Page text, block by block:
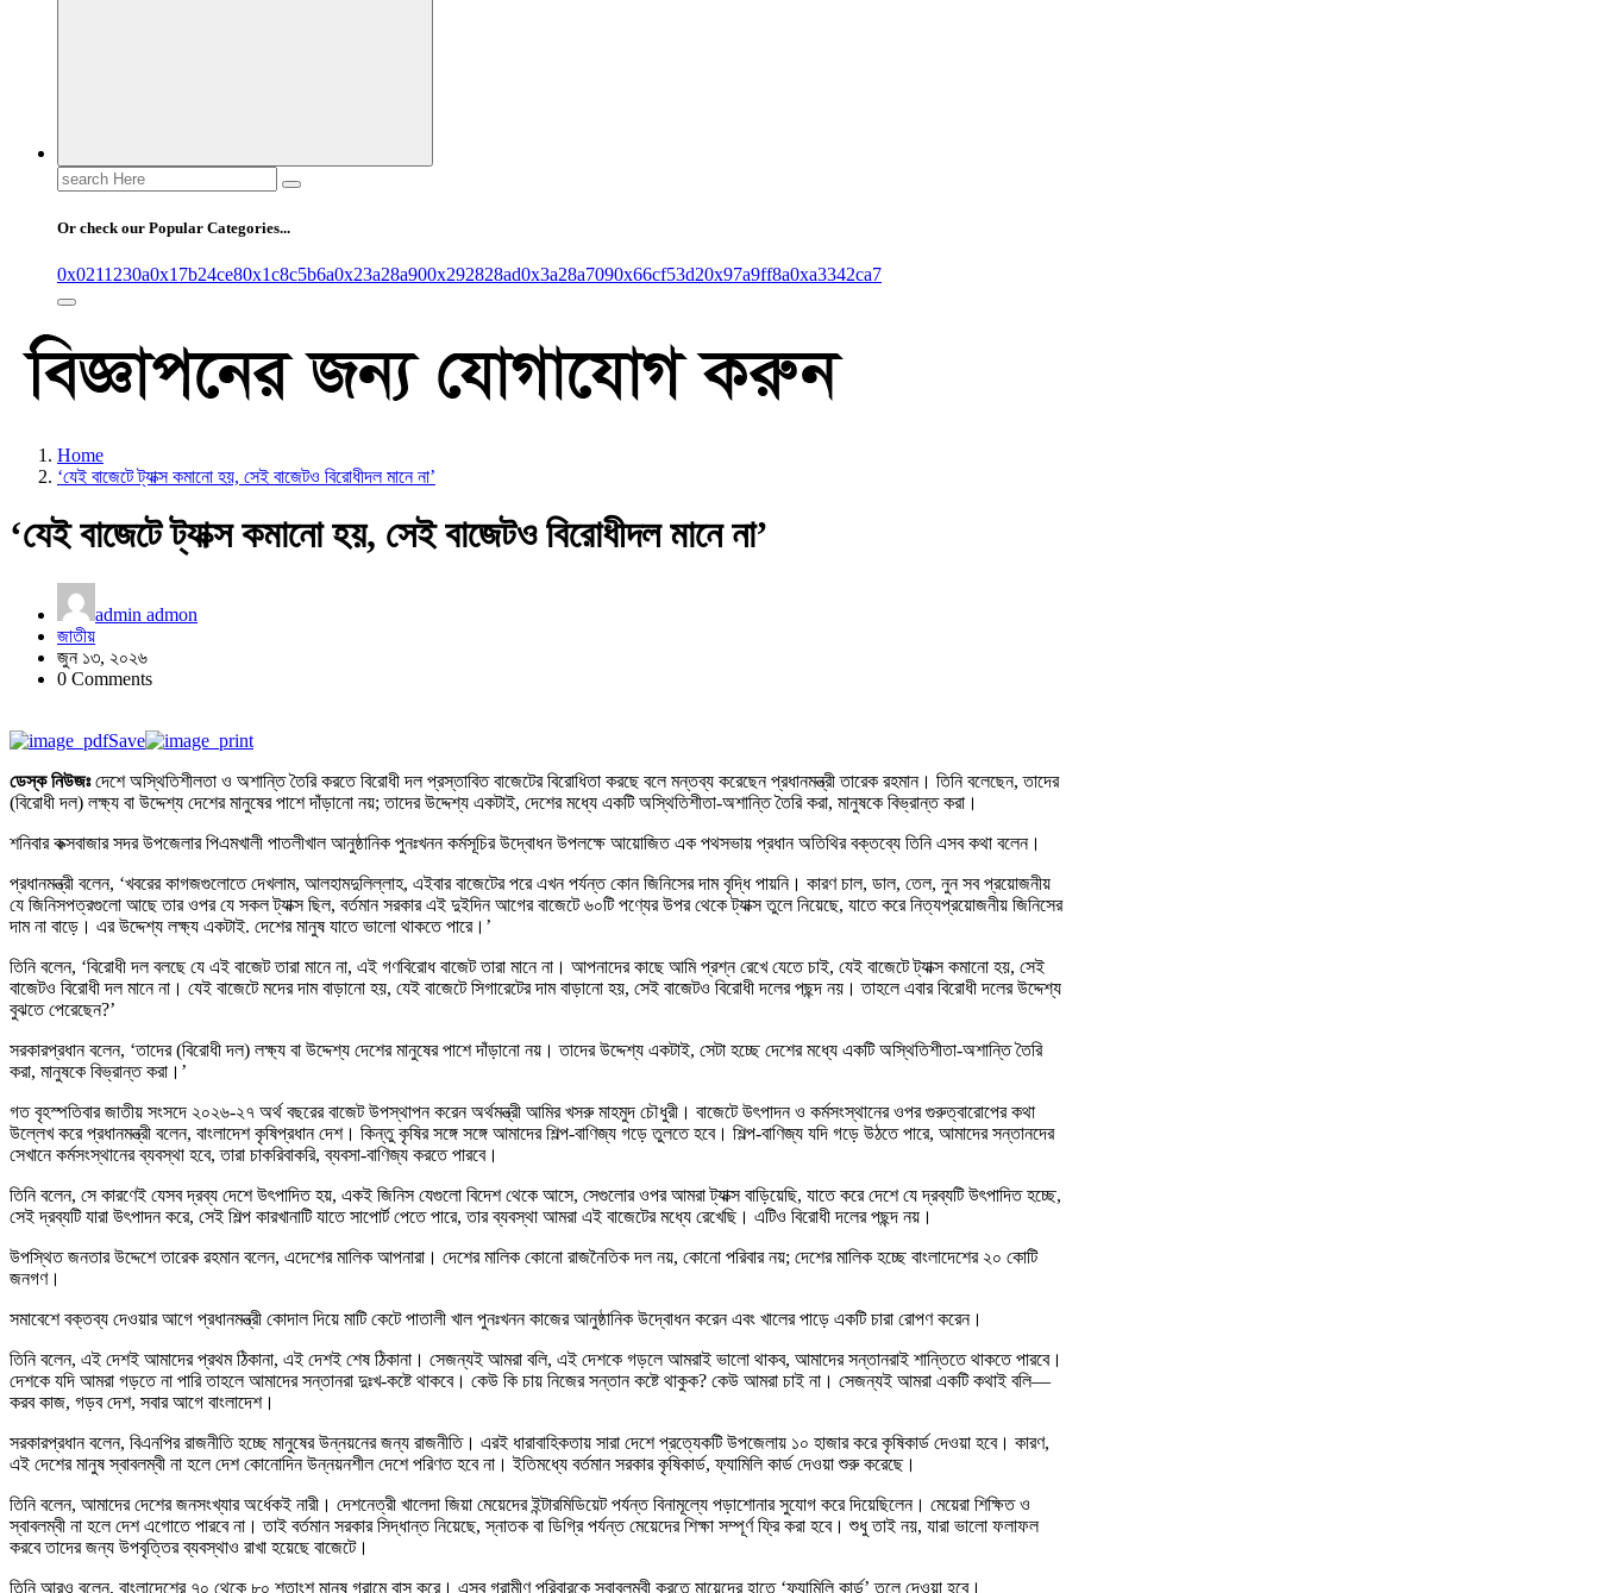
Search
for:
Or check our Popular Categories...
0x0211230a0x17b24ce80x1c8c5b6a0x23a28a900x292828ad0x3a28a7090x66cf53d20x97a9ff8a0xa3342ca7
Home
‘যেই বাজেটে ট্যাক্স কমানো হয়, সেই বাজেটও বিরোধীদল মানে না’
‘যেই বাজেটে ট্যাক্স কমানো হয়, সেই বাজেটও বিরোধীদল মানে না’
admin admon
জাতীয়
জুন ১৩, ২০২৬
0 Comments
Save
ডেস্ক নিউজঃদেশে অস্থিতিশীলতা ও অশান্তি তৈরি করতে বিরোধী দল প্রস্তাবিত বাজেটের বিরোধিতা করছে বলে মন্তব্য করেছেন প্রধানমন্ত্রী তারেক রহমান। তিনি বলেছেন, তাদের
(বিরোধী দল) লক্ষ্য বা উদ্দেশ্য দেশের মানুষের পাশে দাঁড়ানো নয়; তাদের উদ্দেশ্য একটাই, দেশের মধ্যে একটি অস্থিতিশীতা-অশান্তি তৈরি করা, মানুষকে বিভ্রান্ত করা।
শনিবার কক্সবাজার সদর উপজেলার পিএমখালী পাতলীখাল আনুষ্ঠানিক পুনঃখনন কর্মসূচির উদ্বোধন উপলক্ষে আয়োজিত এক পথসভায় প্রধান অতিথির বক্তব্যে তিনি এসব কথা বলেন।
প্রধানমন্ত্রী বলেন, ‘খবরের কাগজগুলোতে দেখলাম, আলহামদুলিল্লাহ, এইবার বাজেটের পরে এখন পর্যন্ত কোন জিনিসের দাম বৃদ্ধি পায়নি। কারণ চাল, ডাল, তেল, নুন সব প্রয়োজনীয়
যে জিনিসপত্রগুলো আছে তার ওপর যে সকল ট্যাক্স ছিল, বর্তমান সরকার এই দুইদিন আগের বাজেটে ৬০টি পণ্যের উপর থেকে ট্যাক্স তুলে নিয়েছে, যাতে করে নিত্যপ্রয়োজনীয় জিনিসের
দাম না বাড়ে। এর উদ্দেশ্য লক্ষ্য একটাই. দেশের মানুষ যাতে ভালো থাকতে পারে।’
তিনি বলেন, ‘বিরোধী দল বলছে যে এই বাজেট তারা মানে না, এই গণবিরোধ বাজেট তারা মানে না। আপনাদের কাছে আমি প্রশ্ন রেখে যেতে চাই, যেই বাজেটে ট্যাক্স কমানো হয়, সেই
বাজেটও বিরোধী দল মানে না। যেই বাজেটে মদের দাম বাড়ানো হয়, যেই বাজেটে সিগারেটের দাম বাড়ানো হয়, সেই বাজেটও বিরোধী দলের পছন্দ নয়। তাহলে এবার বিরোধী দলের উদ্দেশ্য
বুঝতে পেরেছেন?’
সরকারপ্রধান বলেন, ‘তাদের (বিরোধী দল) লক্ষ্য বা উদ্দেশ্য দেশের মানুষের পাশে দাঁড়ানো নয়। তাদের উদ্দেশ্য একটাই, সেটা হচ্ছে দেশের মধ্যে একটি অস্থিতিশীতা-অশান্তি তৈরি
করা, মানুষকে বিভ্রান্ত করা।’
গত বৃহস্পতিবার জাতীয় সংসদে ২০২৬-২৭ অর্থ বছরের বাজেট উপস্থাপন করেন অর্থমন্ত্রী আমির খসরু মাহমুদ চৌধুরী। বাজেটে উৎপাদন ও কর্মসংস্থানের ওপর গুরুত্বারোপের কথা
উল্লেখ করে প্রধানমন্ত্রী বলেন, বাংলাদেশ কৃষিপ্রধান দেশ। কিন্তু কৃষির সঙ্গে সঙ্গে আমাদের শিল্প-বাণিজ্য গড়ে তুলতে হবে। শিল্প-বাণিজ্য যদি গড়ে উঠতে পারে, আমাদের সন্তানদের
সেখানে কর্মসংস্থানের ব্যবস্থা হবে, তারা চাকরিবাকরি, ব্যবসা-বাণিজ্য করতে পারবে।
তিনি বলেন, সে কারণেই যেসব দ্রব্য দেশে উৎপাদিত হয়, একই জিনিস যেগুলো বিদেশ থেকে আসে, সেগুলোর ওপর আমরা ট্যাক্স বাড়িয়েছি, যাতে করে দেশে যে দ্রব্যটি উৎপাদিত হচ্ছে,
সেই দ্রব্যটি যারা উৎপাদন করে, সেই শিল্প কারখানাটি যাতে সাপোর্ট পেতে পারে, তার ব্যবস্থা আমরা এই বাজেটের মধ্যে রেখেছি। এটিও বিরোধী দলের পছন্দ নয়।
উপস্থিত জনতার উদ্দেশে তারেক রহমান বলেন, এদেশের মালিক আপনারা। দেশের মালিক কোনো রাজনৈতিক দল নয়, কোনো পরিবার নয়; দেশের মালিক হচ্ছে বাংলাদেশের ২০ কোটি
জনগণ।
সমাবেশে বক্তব্য দেওয়ার আগে প্রধানমন্ত্রী কোদাল দিয়ে মাটি কেটে পাতালী খাল পুনঃখনন কাজের আনুষ্ঠানিক উদ্বোধন করেন এবং খালের পাড়ে একটি চারা রোপণ করেন।
তিনি বলেন, এই দেশই আমাদের প্রথম ঠিকানা, এই দেশই শেষ ঠিকানা। সেজন্যই আমরা বলি, এই দেশকে গড়লে আমরাই ভালো থাকব, আমাদের সন্তানরাই শান্তিতে থাকতে পারবে।
দেশকে যদি আমরা গড়তে না পারি তাহলে আমাদের সন্তানরা দুঃখ-কষ্টে থাকবে। কেউ কি চায় নিজের সন্তান কষ্টে থাকুক? কেউ আমরা চাই না। সেজন্যই আমরা একটি কথাই বলি—
করব কাজ, গড়ব দেশ, সবার আগে বাংলাদেশ।
সরকারপ্রধান বলেন, বিএনপির রাজনীতি হচ্ছে মানুষের উন্নয়নের জন্য রাজনীতি। এরই ধারাবাহিকতায় সারা দেশে প্রত্যেকটি উপজেলায় ১০ হাজার করে কৃষিকার্ড দেওয়া হবে। কারণ,
এই দেশের মানুষ স্বাবলম্বী না হলে দেশ কোনোদিন উন্নয়নশীল দেশে পরিণত হবে না। ইতিমধ্যে বর্তমান সরকার কৃষিকার্ড, ফ্যামিলি কার্ড দেওয়া শুরু করেছে।
তিনি বলেন, আমাদের দেশের জনসংখ্যার অর্ধেকই নারী। দেশনেত্রী খালেদা জিয়া মেয়েদের ইন্টারমিডিয়েট পর্যন্ত বিনামূল্যে পড়াশোনার সুযোগ করে দিয়েছিলেন। মেয়েরা শিক্ষিত ও
স্বাবলম্বী না হলে দেশ এগোতে পারবে না। তাই বর্তমান সরকার সিদ্ধান্ত নিয়েছে, স্নাতক বা ডিগ্রি পর্যন্ত মেয়েদের শিক্ষা সম্পূর্ণ ফ্রি করা হবে। শুধু তাই নয়, যারা ভালো ফলাফল
করবে তাদের জন্য উপবৃত্তির ব্যবস্থাও রাখা হয়েছে বাজেটে।
তিনি আরও বলেন, বাংলাদেশের ৭০ থেকে ৮০ শতাংশ মানুষ গ্রামে বাস করে। এসব গ্রামীণ পরিবারকে স্বাবলম্বী করতে মায়েদের হাতে ‘ফ্যামিলি কার্ড’ তুলে দেওয়া হবে।